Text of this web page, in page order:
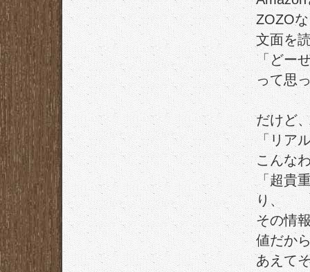
ZOZO
文面を
「どー
って思
だけど
「リア
こんな
「超貴
り、
その情
値だか
あえて